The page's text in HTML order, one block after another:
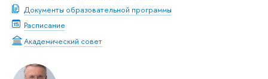
Документы образовательной программы
Расписание
Академический совет